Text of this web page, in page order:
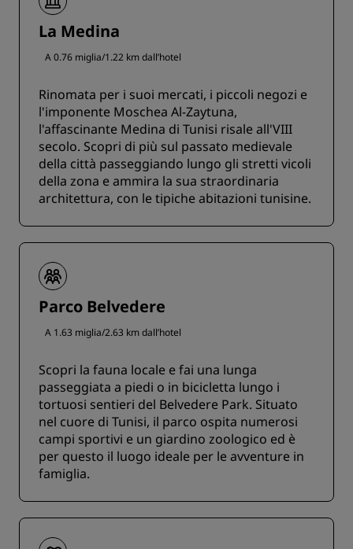
La Medina
A 0.76 miglia/1.22 km dall’hotel
Rinomata per i suoi mercati, i piccoli negozi e
l'imponente Moschea Al-Zaytuna,
l'affascinante Medina di Tunisi risale all'VIII
secolo. Scopri di più sul passato medievale
della città passeggiando lungo gli stretti vicoli
della zona e ammira la sua straordinaria
architettura, con le tipiche abitazioni tunisine.
Parco Belvedere
A 1.63 miglia/2.63 km dall’hotel
Scopri la fauna locale e fai una lunga
passeggiata a piedi o in bicicletta lungo i
tortuosi sentieri del Belvedere Park. Situato
nel cuore di Tunisi, il parco ospita numerosi
campi sportivi e un giardino zoologico ed è
per questo il luogo ideale per le avventure in
famiglia.